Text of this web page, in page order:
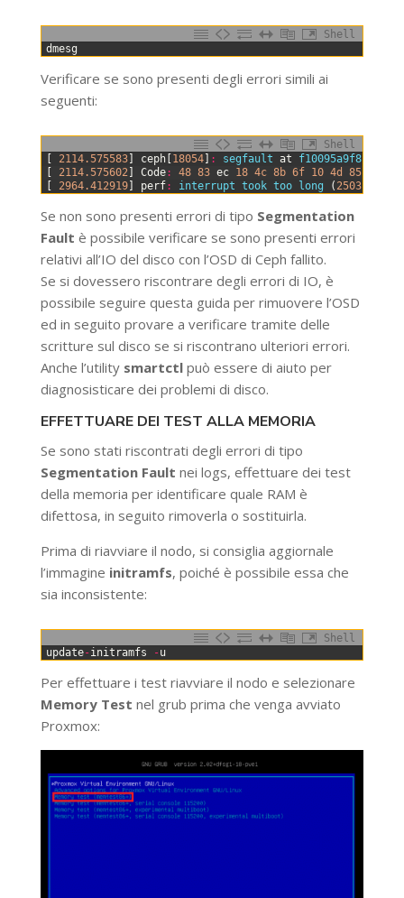
Shell
dmesg
Verificare se sono presenti degli errori simili ai
seguenti:
Shell
2114.575583] ceph[ 18054] : segfault at f10095a9f8
2114.575602] Code: 48 83 ec 18 4c 8b 6f 10 4d 85
2964.412919] perf: interrupt took too long ( 2503
Se non sono presenti errori di tipo Segmentation
Fault è possibile verificare se sono presenti errori
relativi all’IO del disco con l’OSD di Ceph fallito.
Se si dovessero riscontrare degli errori di IO, è
possibile seguire questa guida per rimuovere l’OSD
ed in seguito provare a verificare tramite delle
scritture sul disco se si riscontrano ulteriori errori.
Anche l’utility smartctlpuò essere di aiuto per
diagnosisticare dei problemi di disco.
EFFETTUARE DEI TEST ALLA MEMORIA
Se sono stati riscontrati degli errori di tipo
Segmentation Fault nei logs, effettuare dei test
della memoria per identificare quale RAM è
difettosa, in seguito rimoverla o sostituirla.
Prima di riavviare il nodo, si consiglia aggiornale
l’immagine initramfs, poiché è possibile essa che
sia inconsistente:
Shell
update-initramfs -u
Per effettuare i test riavviare il nodo e selezionare
Memory Test nel grub prima che venga avviato
Proxmox: